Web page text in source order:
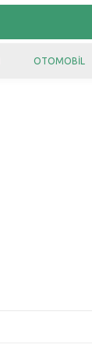
OTOMOBIL